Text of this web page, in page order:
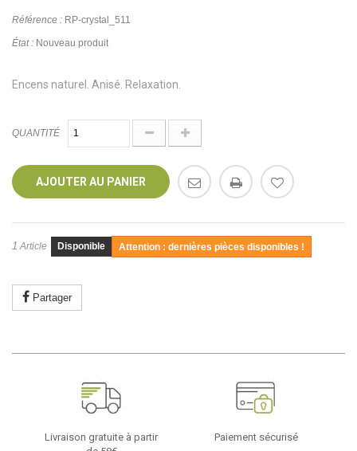
Référence : RP-crystal_511
État : Nouveau produit
Encens naturel. Anisé. Relaxation.
QUANTITÉ
AJOUTER AU PANIER
1 Article Disponible Attention : dernières pièces disponibles !
Partager
Livraison gratuite à partir
Paiement sécurisé